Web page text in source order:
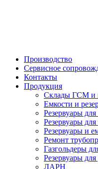
Производство
Сервисное
Контакты
Продукция
Склады ГСМ и
Емкости и
Резервуары
Резервуары
Резервуары и
Ремонт
Газгольдеры
Резервуары
ЛАРН